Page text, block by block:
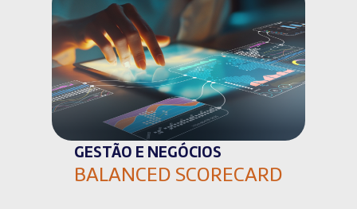
GESTÃO E NEGÓCIOS
BALANCED SCORECARD